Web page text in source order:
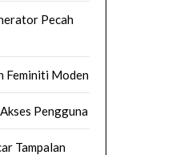
Pecah
Feminiti Moden
Pengguna
Tampalan